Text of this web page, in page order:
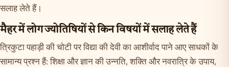
सलाह लेते हैं।
मैहर में लोग ज्योतिषियों से किन विषयों में सलाह लेते हैं
त्रिकुटा पहाड़ी की चोटी पर विद्या की देवी का आशीर्वाद पाने आए साधकों के
सामान्य प्रश्न हैं: शिक्षा और ज्ञान की उन्नति, शक्ति और नवरात्रि के उपाय,